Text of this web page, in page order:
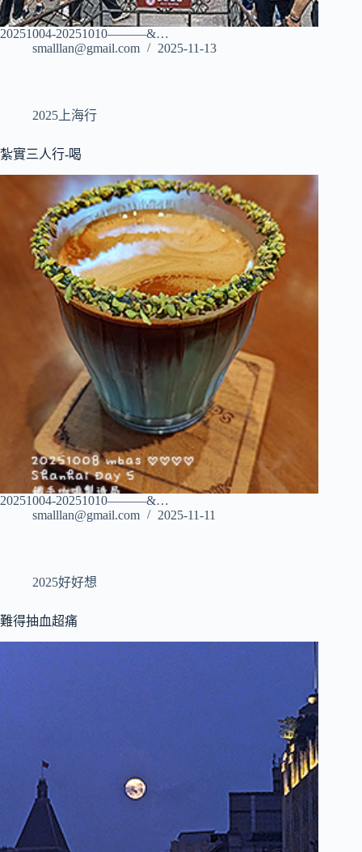
20251004-20251010———&…
smalllan@gmail.com
2025-11-13
2025上海行
紮實三人行-喝
20251004-20251010———&…
smalllan@gmail.com
2025-11-11
2025好好想
難得抽血超痛